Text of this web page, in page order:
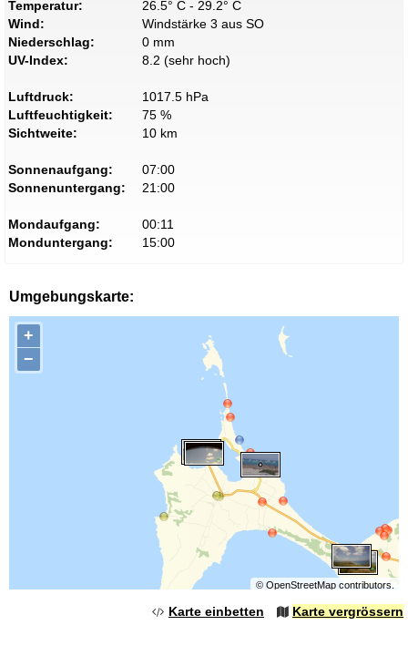
Temperatur:
26.5° C - 29.2° C
Wind:
Windstärke 3 aus SO
Niederschlag:
0 mm
UV-Index:
8.2 (sehr hoch)
Luftdruck:
1017.5 hPa
Luftfeuchtigkeit:
75 %
Sichtweite:
10 km
Sonnenaufgang:
07:00
Sonnenuntergang:
21:00
Mondaufgang:
00:11
Monduntergang:
15:00
Umgebungskarte:
+
−
© OpenStreetMapcontributors.
Karte einbetten Karte vergrössern